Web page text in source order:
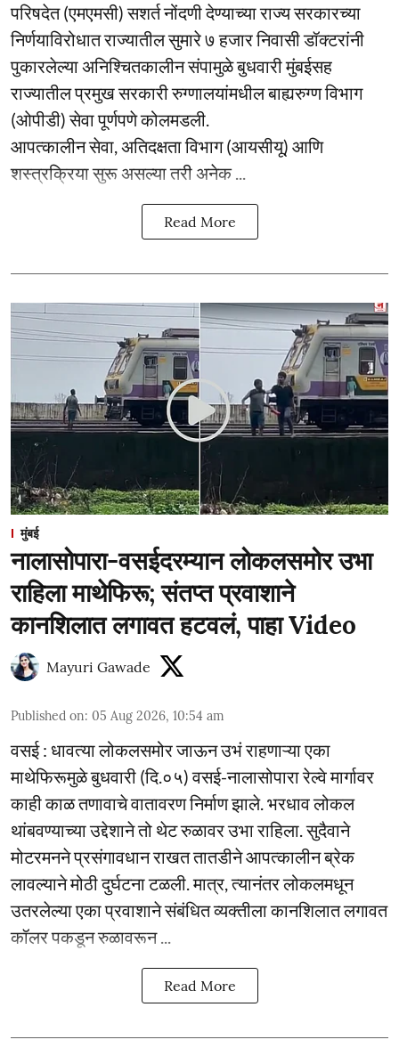
परिषदेत (एमएमसी) सशर्त नोंदणी देण्याच्या राज्य सरकारच्या
निर्णयाविरोधात राज्यातील सुमारे ७ हजार निवासी डॉक्टरांनी
पुकारलेल्या अनिश्चितकालीन संपामुळे बुधवारी मुंबईसह
राज्यातील प्रमुख सरकारी रुग्णालयांमधील बाह्यरुग्ण विभाग
(ओपीडी) सेवा पूर्णपणे कोलमडली.
आपत्कालीन सेवा, अतिदक्षता विभाग (आयसीयू) आणि
शस्त्रक्रिया सुरू असल्या तरी अनेक ...
Read More
मुंबई
नालासोपारा-वसईदरम्यान लोकलसमोर उभा
राहिला माथेफिरू; संतप्त प्रवाशाने
कानशिलात लगावत हटवलं, पाहा Video
Mayuri Gawade
Published on: 05 Aug 2026, 10:54 am
वसई : धावत्या लोकलसमोर जाऊन उभं राहणाऱ्या एका
माथेफिरूमुळे बुधवारी (दि.०५) वसई-नालासोपारा रेल्वे मार्गावर
काही काळ तणावाचे वातावरण निर्माण झाले. भरधाव लोकल
थांबवण्याच्या उद्देशाने तो थेट रुळावर उभा राहिला. सुदैवाने
मोटरमनने प्रसंगावधान राखत तातडीने आपत्कालीन ब्रेक
लावल्याने मोठी दुर्घटना टळली. मात्र, त्यानंतर लोकलमधून
उतरलेल्या एका प्रवाशाने संबंधित व्यक्तीला कानशिलात लगावत
कॉलर पकडून रुळावरून ...
Read More